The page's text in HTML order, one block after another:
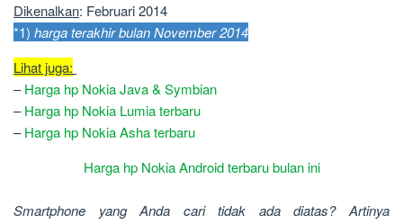
Dikenalkan: Februari 2014
*1) harga terakhir bulan November 2014
Lihat juga:
–Harga hp Nokia Java & Symbian
–Harga hp Nokia Lumia terbaru
–Harga hp Nokia Asha terbaru
Harga hp Nokia Android terbaru bulan ini
Smartphone yang Anda cari tidak ada diatas? Artinya